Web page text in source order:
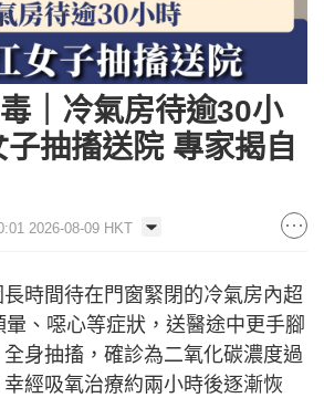
｜冷氣房待逾30小
子抽搐送院 專家揭自
2026-08-09 HKT
時間待在門窗緊閉的冷氣房內超
、噁心等症狀，送醫途中更手腳
身抽搐，確診為二氧化碳濃度過
經吸氧治療約兩小時後逐漸恢